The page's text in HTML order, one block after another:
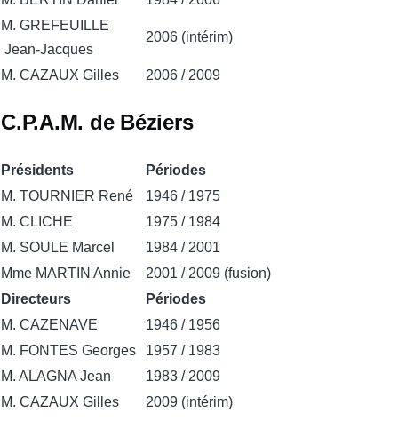
M. GREFEUILLE
Jean-Jacques
2006 (intérim)
M. CAZAUX Gilles 2006 / 2009
C.P.A.M. de Béziers
Présidents
Périodes
M. TOURNIER René
1946 / 1975
M. CLICHE
1975 / 1984
M. SOULE Marcel
1984 / 2001
Mme MARTIN Annie
2001 / 2009 (fusion)
Directeurs
Périodes
M. CAZENAVE
1946 / 1956
M. FONTES Georges
1957 / 1983
M. ALAGNA Jean
1983 / 2009
M. CAZAUX Gilles
2009 (intérim)